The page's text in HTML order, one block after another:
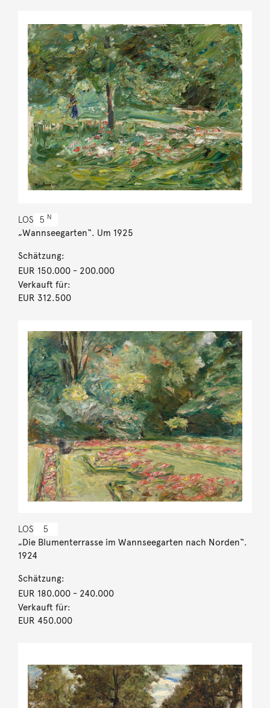
LOS 5 N
„Wannseegarten“. Um 1925
Schätzung:
EUR 150.000- 200.000
Verkauft für:
EUR 312.500
LOS 5
„Die Blumenterrasse im Wannseegarten nach Norden“.
1924
Schätzung:
EUR 180.000- 240.000
Verkauft für:
EUR 450.000